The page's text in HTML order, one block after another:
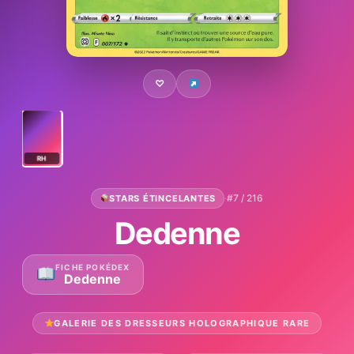
♡
RH
STARS ÉTINCELANTES ·#7 / 216
Dedenne
FICHE POKÉDEX
Dedenne
GALERIE DES DRESSEURS HOLOGRAPHIQUE RARE